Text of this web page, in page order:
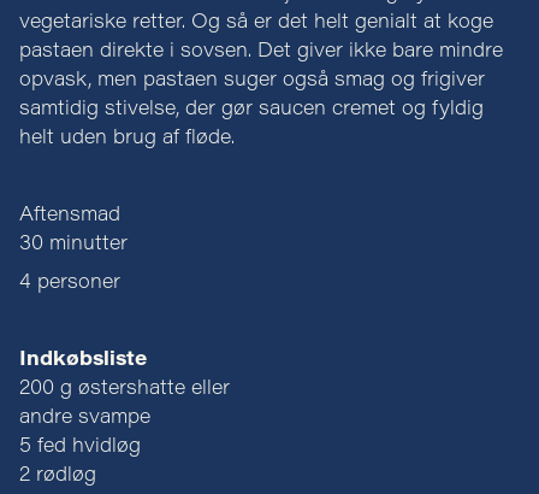
vegetariske retter. Og så er det helt genialt at koge
pastaen direkte i sovsen. Det giver ikke bare mindre
opvask, men pastaen suger også smag og frigiver
samtidig stivelse, der gør saucen cremet og fyldig
helt uden brug af fløde.
Aftensmad
30 minutter
4 personer
Indkøbsliste
200 g østershatte eller
andre svampe
5 fed hvidløg
2 rødløg